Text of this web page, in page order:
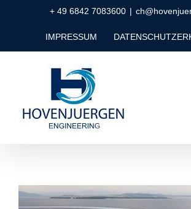
+ 49 6842 7083600 |
IMPRESSUM